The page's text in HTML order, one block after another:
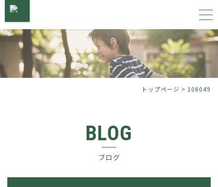
トップページ
サービス内容
植物図鑑
会社概要
トップページ > 106049
BLOG
ブログ